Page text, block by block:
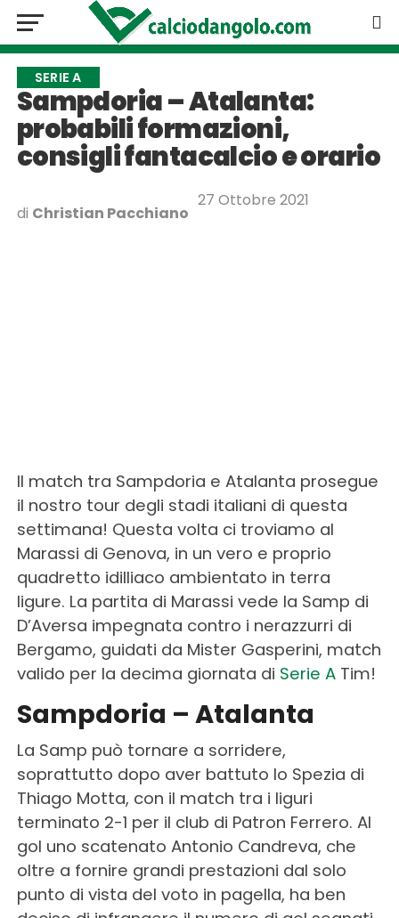
SERIE A
Sampdoria – Atalanta:
probabili formazioni,
consigli fantacalcio e orario
di Christian Pacchiano
27 Ottobre 2021
Il match tra Sampdoria e Atalanta prosegue
il nostro tour degli stadi italiani di questa
settimana! Questa volta ci troviamo al
Marassi di Genova, in un vero e proprio
quadretto idilliaco ambientato in terra
ligure. La partita di Marassi vede la Samp di
D’Aversa impegnata contro i nerazzurri di
Bergamo, guidati da Mister Gasperini, match
valido per la decima giornata di Serie ATim!
Sampdoria – Atalanta
La Samp può tornare a sorridere,
soprattutto dopo aver battuto lo Spezia di
Thiago Motta, con il match tra i liguri
terminato 2-1 per il club di Patron Ferrero. Al
gol uno scatenato Antonio Candreva, che
oltre a fornire grandi prestazioni dal solo
punto di vista del voto in pagella, ha ben